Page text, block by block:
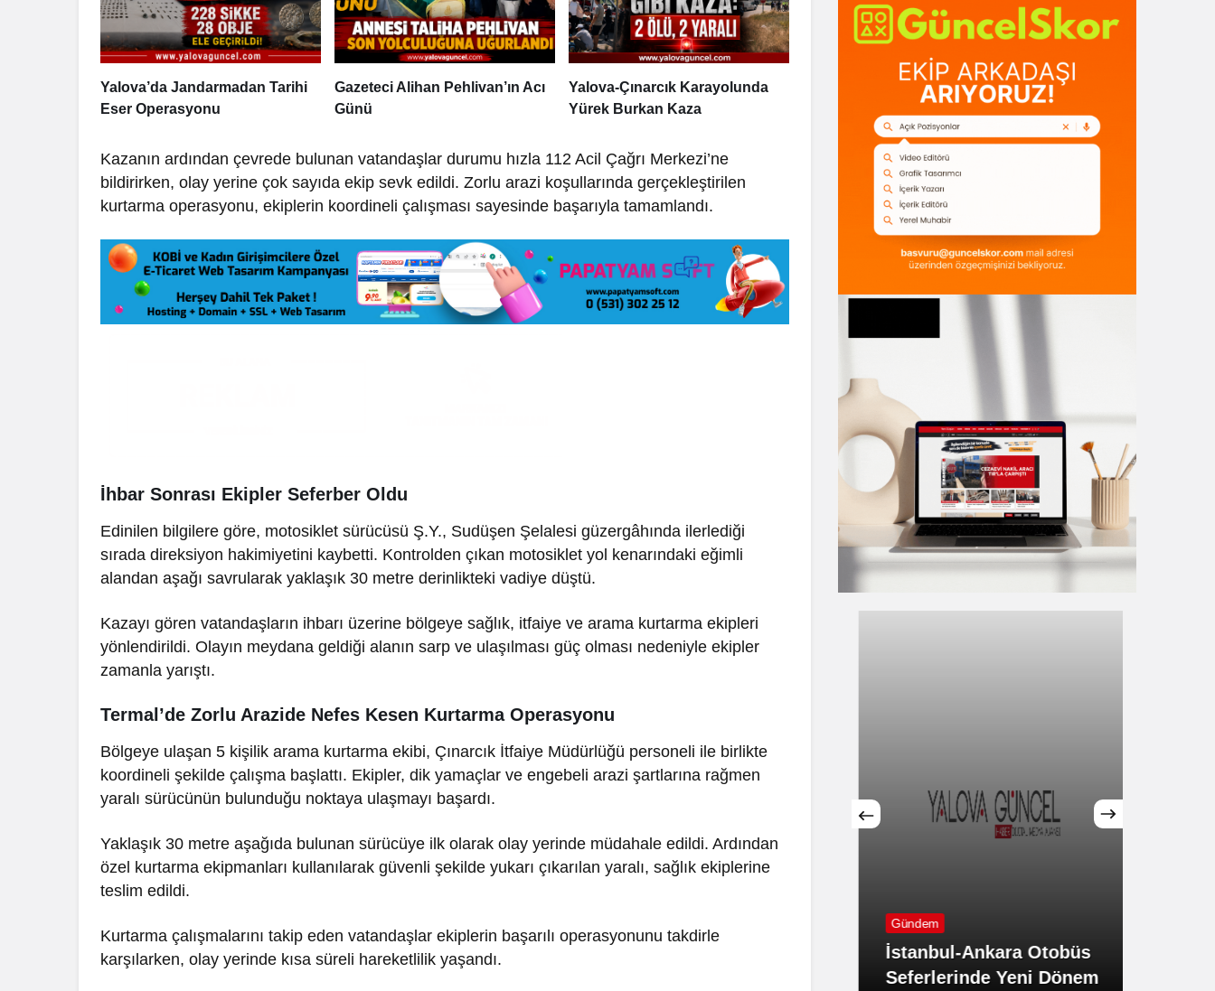
Yalova’da Jandarmadan Tarihi
Eser Operasyonu
Gazeteci Alihan Pehlivan’ın Acı
Günü
Yalova-Çınarcık Karayolunda
Yürek Burkan Kaza
Kazanın ardından çevrede bulunan vatandaşlar durumu hızla 112 Acil Çağrı Merkezi’ne
bildirirken, olay yerine çok sayıda ekip sevk edildi. Zorlu arazi koşullarında gerçekleştirilen
kurtarma operasyonu, ekiplerin koordineli çalışması sayesinde başarıyla tamamlandı.
İhbar Sonrası Ekipler Seferber Oldu
Edinilen bilgilere göre, motosiklet sürücüsü Ş.Y., Sudüşen Şelalesi güzergâhında ilerlediği
sırada direksiyon hakimiyetini kaybetti. Kontrolden çıkan motosiklet yol kenarındaki eğimli
alandan aşağı savrularak yaklaşık 30 metre derinlikteki vadiye düştü.
Kazayı gören vatandaşların ihbarı üzerine bölgeye sağlık, itfaiye ve arama kurtarma ekipleri
yönlendirildi. Olayın meydana geldiği alanın sarp ve ulaşılması güç olması nedeniyle ekipler
zamanla yarıştı.
Termal’de Zorlu Arazide Nefes Kesen Kurtarma Operasyonu
Bölgeye ulaşan 5 kişilik arama kurtarma ekibi, Çınarcık İtfaiye Müdürlüğü personeli ile birlikte
koordineli şekilde çalışma başlattı. Ekipler, dik yamaçlar ve engebeli arazi şartlarına rağmen
yaralı sürücünün bulunduğu noktaya ulaşmayı başardı.
Yaklaşık 30 metre aşağıda bulunan sürücüye ilk olarak olay yerinde müdahale edildi. Ardından
özel kurtarma ekipmanları kullanılarak güvenli şekilde yukarı çıkarılan yaralı, sağlık ekiplerine
teslim edildi.
Kurtarma çalışmalarını takip eden vatandaşlar ekiplerin başarılı operasyonunu takdirle
karşılarken, olay yerinde kısa süreli hareketlilik yaşandı.
Yalova’da Park
Medyada Büyük Yankı
Uyandırdı
Meclisi’nde Kritik
Dönemeç
Yalova’da Eyyam-ı Bahur
İstanbul-Ankara Otobüs
Seferlerinde Yeni Dönem